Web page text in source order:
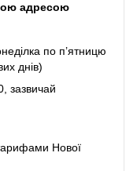
адресою
по п’ятницю
днів)
зазвичай
Нової